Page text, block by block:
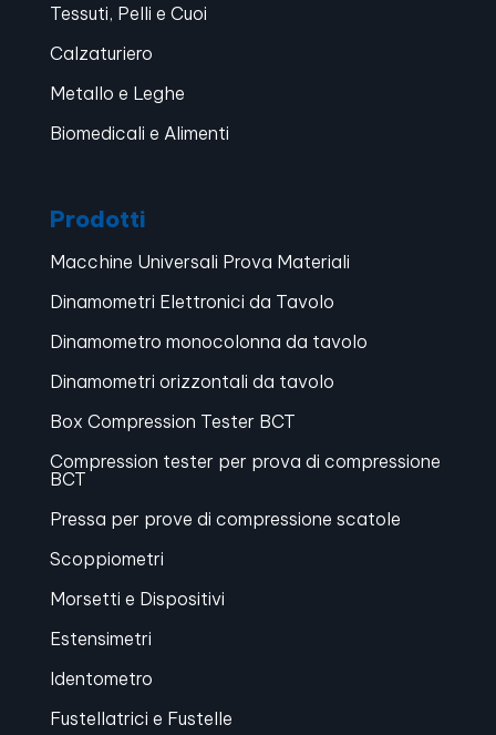
Tessuti, Pelli e Cuoi
Calzaturiero
Metallo e Leghe
Biomedicali e Alimenti
Prodotti
Macchine Universali Prova Materiali
Dinamometri Elettronici da Tavolo
Dinamometro monocolonna da tavolo
Dinamometri orizzontali da tavolo
Box Compression Tester BCT
Compression tester per prova di compressione
BCT
Pressa per prove di compressione scatole
Scoppiometri
Morsetti e Dispositivi
Estensimetri
Identometro
Fustellatrici e Fustelle